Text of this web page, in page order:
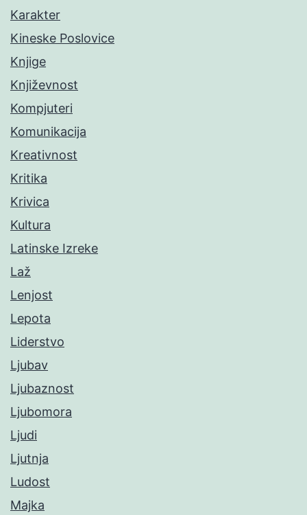
Karakter
Kineske Poslovice
Knjige
Književnost
Kompjuteri
Komunikacija
Kreativnost
Kritika
Krivica
Kultura
Latinske Izreke
Laž
Lenjost
Lepota
Liderstvo
Ljubav
Ljubaznost
Ljubomora
Ljudi
Ljutnja
Ludost
Majka